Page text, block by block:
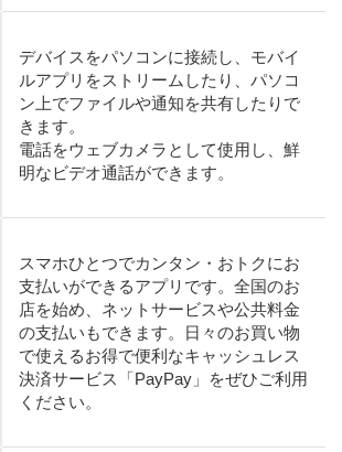
デバイスをパソコンに接続し、モバイ
ルアプリをストリームしたり、パソコ
ン上でファイルや通知を共有したりで
きます。
電話をウェブカメラとして使用し、鮮
明なビデオ通話ができます。
スマホひとつでカンタン・おトクにお
支払いができるアプリです。全国のお
店を始め、ネットサービスや公共料金
の支払いもできます。日々のお買い物
で使えるお得で便利なキャッシュレス
決済サービス「PayPay」をぜひご利用
ください。